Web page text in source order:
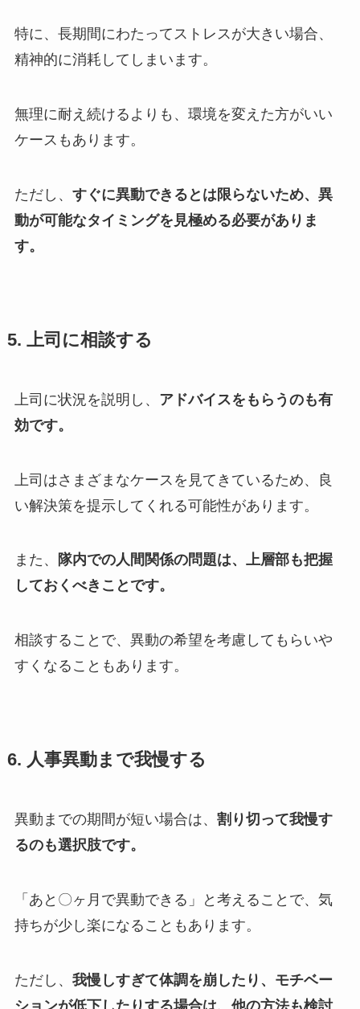
特に、長期間にわたってストレスが大きい場合、
精神的に消耗してしまいます。
無理に耐え続けるよりも、環境を変えた方がいい
ケースもあります。
ただし、 すぐに異動できるとは限らないため、異
動が可能なタイミングを見極める必要がありま
す。
5. 上司に相談する
上司に状況を説明し、 アドバイスをもらうのも有
効です。
上司はさまざまなケースを見てきているため、良
い解決策を提示してくれる可能性があります。
また、
隊内での人間関係の問題は、上層部も把握
しておくべきことです。
相談することで、異動の希望を考慮してもらいや
すくなることもあります。
6. 人事異動まで我慢する
異動までの期間が短い場合は、 割り切って我慢す
るのも選択肢です。
「あと〇ヶ月で異動できる」と考えることで、気
持ちが少し楽になることもあります。
ただし、 我慢しすぎて体調を崩したり、モチベー
ションが低下したりする場合は、他の方法も検討